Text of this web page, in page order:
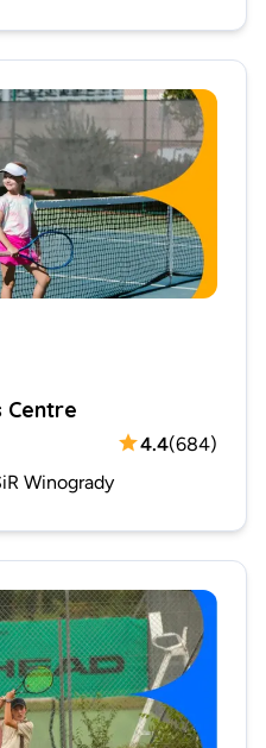
Centre
4.4(684)
Winogrady